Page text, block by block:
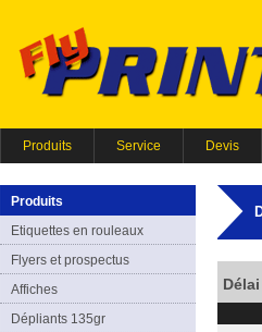
Produits Service Devis
Produits
Etiquettes en rouleaux
Flyers et prospectus
Affiches
Dépliants 135gr